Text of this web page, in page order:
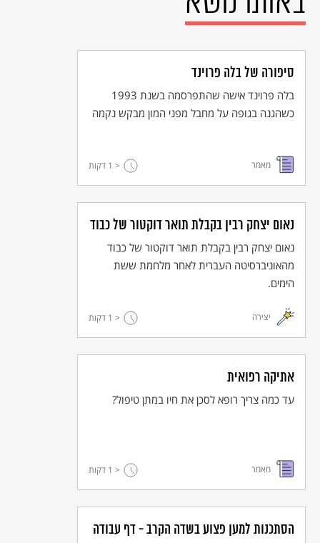
סיפורה של בלה פרוינד
בלה פרוינד אישה שהתפרסמה בשנת 1993
כשהגנה בגופה על מחבל מפני המון מבקש נקמה
מאמר < 1 דקות
נאום יצחק רבין בקבלת תואר דוקטור של כבוד
נאום יצחק רבין בקבלת תואר דוקטור של כבוד
מהאוניברסיטה העברית לאחר מלחמת ששת
הימים.
יצירה < 1 דקות
אתיקה רפואית
עד כמה צריך רופא לסכן את חיו במתן טיפול?
מאמר < 1 דקות
הסתכנות למען פצוע בשדה הקרב - דף עבודה